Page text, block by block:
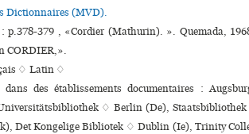
Dictionnaires (MVD).
p.378-379 , «Cordier (Mathurin). ». Quemada,
CORDIER,».
♢ Latin ♢
des établissements documentaires :
♢ Berlin (De), Staatsbibliothek
Det Kongelige Bibliotek ♢ Dublin (Ie), Trinity